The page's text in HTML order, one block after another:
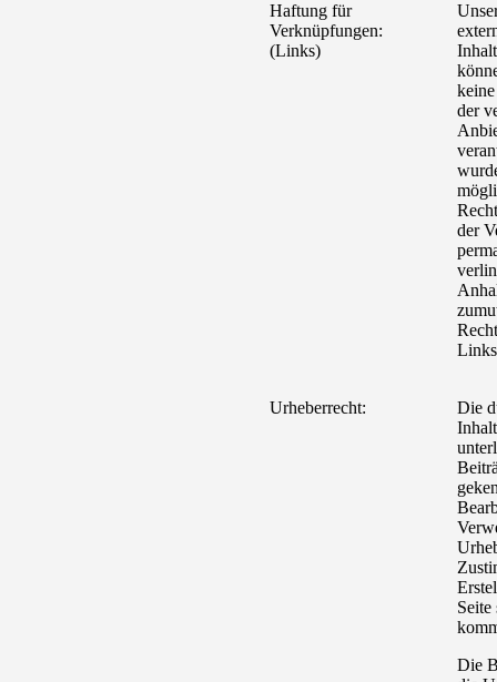
Haftung für
Verknüpfungen:
(Links)
der
der
Urheberrecht:
Die
Die